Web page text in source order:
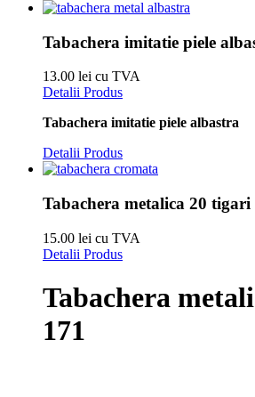
Tabachera imitatie piele
13.00 lei cu TVA
Detalii Produs
Tabachera imitatie piele albastra
Detalii Produs
Tabachera metalica 20 tigari
15.00 lei cu TVA
Detalii Produs
Tabachera
171